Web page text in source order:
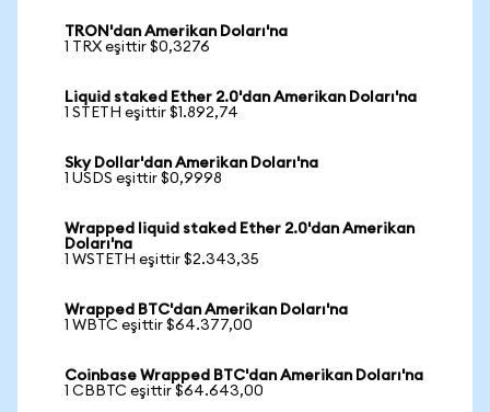
TRON'dan Amerikan Doları'na
1 TRX eşittir $0,3276
Liquid staked Ether 2.0'dan Amerikan Doları'na
1 STETH eşittir $1.892,74
Sky Dollar'dan Amerikan Doları'na
1 USDS eşittir $0,9998
Wrapped liquid staked Ether 2.0'dan Amerikan
Doları'na
1 WSTETH eşittir $2.343,35
Wrapped BTC'dan Amerikan Doları'na
1 WBTC eşittir $64.377,00
Coinbase Wrapped BTC'dan Amerikan Doları'na
1 CBBTC eşittir $64.643,00